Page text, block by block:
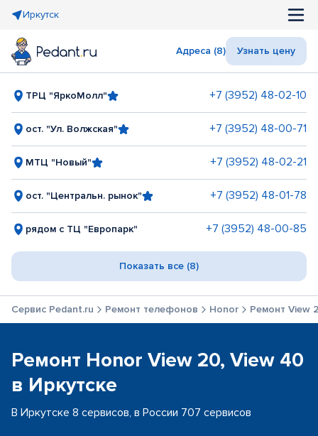
Иркутск
Адреса (8) Узнать цену
ТРЦ "ЯркоМолл" +7 (3952) 48-02-10
ост. "Ул. Волжская" +7 (3952) 48-00-71
МТЦ "Новый" +7 (3952) 48-02-21
ост. "Центральн. рынок" +7 (3952) 48-01-78
рядом с ТЦ "Европарк" +7 (3952) 48-00-85
Показать все (8)
Сервис Pedant.ru Ремонт телефонов Honor Ремонт View
Ремонт Honor View 20, View 40
в Иркутске
В Иркутске 8 сервисов, в России 707 сервисов